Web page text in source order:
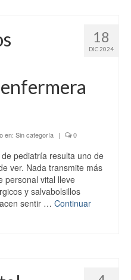
18
DIC 2024
en: Sin categoría | 0
pediatría resulta uno de
ver. Nada transmite más
personal vital lleve
y salvabolsillos
sentir … Continuar